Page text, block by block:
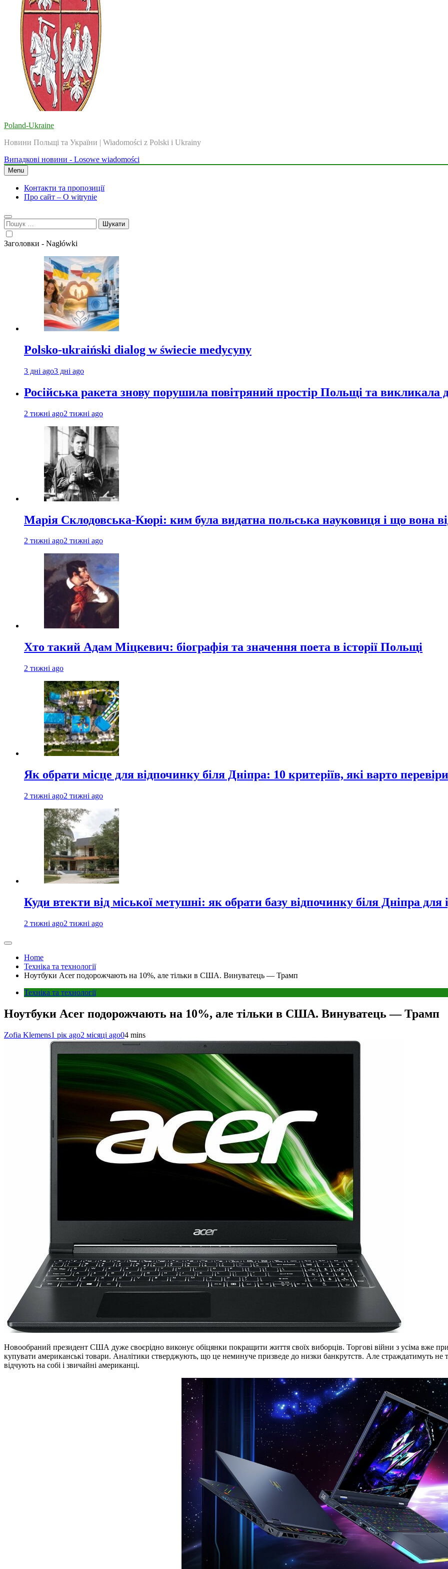
Poland-Ukraine
Новини Польщі та України | Wiadomości z Polski i Ukrainy
Випадкові новини - Losowe wiadomości
Menu
Контакти та пропозиції
Про сайт – O witrynie
Пошук:
Заголовки - Nagłówki
Polsko-ukraiński dialog w świecie medycyny
3 дні ago3 дні ago
Російська ракета знову порушила повітряний простір Польщі та викликала
2 тижні ago2 тижні ago
Марія Склодовська-Кюрі: ким була видатна польська науковиця і що вона
2 тижні ago2 тижні ago
Хто такий Адам Міцкевич: біографія та значення поета в історії Польщі
2 тижні ago
Як обрати місце для відпочинку біля Дніпра: 10 критеріїв, які варто
2 тижні ago2 тижні ago
Куди втекти від міської метушні: як обрати базу відпочинку біля Дніпра для
2 тижні ago2 тижні ago
Home
Техніка та технології
Ноутбуки Acer подорожчають на 10%, але тільки в США. Винуватець — Трамп
Техніка та технології
Ноутбуки Acer подорожчають на 10%, але тільки в США. Винуватець — Трамп
Zofia Klemens1 рік ago2 місяці ago04 mins
Новообраний президент США дуже своєрідно виконує обіцянки покращити життя своїх виборців. Торгові війни з усіма вже
купувати американські товари. Аналітики стверджують, що це неминуче призведе до низки банкрутств. Але страждатимуть
відчують на собі і звичайні американці.